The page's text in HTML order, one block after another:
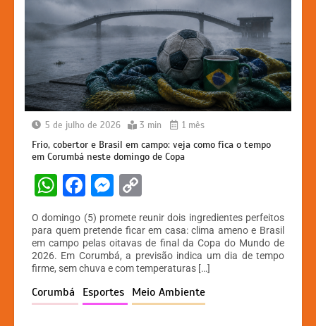
5 de julho de 2026 3 min 1 mês
Frio, cobertor e Brasil em campo: veja como fica o tempo
em Corumbá neste domingo de Copa
W
h
at
s
A
p
F
a
c
e
b
o
M
s
s
e
n
p
y
Li
n
O domingo (5) promete reunir dois ingredientes perfeitos
para quem pretende ficar em casa: clima ameno e Brasil
em campo pelas oitavas de final da Copa do Mundo de
2026. Em Corumbá, a previsão indica um dia de tempo
firme, sem chuva e com temperaturas […]
Corumbá Esportes Meio Ambiente